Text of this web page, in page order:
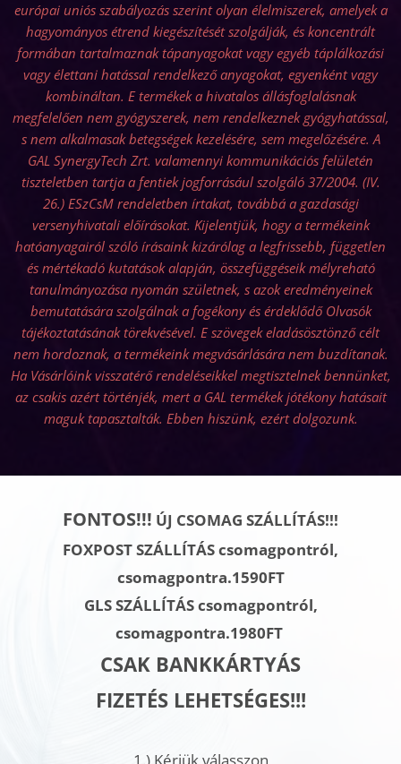
európai uniós szabályozás szerint olyan élelmiszerek, amelyek a
hagyományos étrend kiegészítését szolgálják, és koncentrált
formában tartalmaznak tápanyagokat vagy egyéb táplálkozási
vagy élettani hatással rendelkező anyagokat, egyenként vagy
kombináltan. E termékek a hivatalos állásfoglalásnak
megfelelően nem gyógyszerek, nem rendelkeznek gyógyhatással,
s nem alkalmasak betegségek kezelésére, sem megelőzésére. A
GAL SynergyTech Zrt. valamennyi kommunikációs felületén
tiszteletben tartja a fentiek jogforrásául szolgáló 37/2004. (IV.
26.) ESzCsM rendeletben írtakat, továbbá a gazdasági
versenyhivatali előírásokat. Kijelentjük, hogy a termékeink
hatóanyagairól szóló írásaink kizárólag a legfrissebb, független
és mértékadó kutatások alapján, összefüggéseik mélyreható
tanulmányozása nyomán születnek, s azok eredményeinek
bemutatására szolgálnak a fogékony és érdeklődő Olvasók
tájékoztatásának törekvésével. E szövegek eladásösztönző célt
nem hordoznak, a termékeink megvásárlására nem buzdítanak.
Ha Vásárlóink visszatérő rendeléseikkel megtisztelnek bennünket,
az csakis azért történjék, mert a GAL termékek jótékony hatásait
maguk tapasztalták. Ebben hiszünk, ezért dolgozunk.
FONTOS!!! ÚJ CSOMAG SZÁLLÍTÁS!!!
FOXPOST SZÁLLÍTÁS csomagpontról,
csomagpontra.1590FT
GLS SZÁLLÍTÁScsomagpontról,
csomagpontra.1980FT
CSAK BANKKÁRTYÁS
FIZETÉS LEHETSÉGES!!!